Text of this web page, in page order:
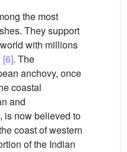
the most
They support
with millions
[6]. The
anchovy, once
coastal
and
is now believed to
coast of western
of the Indian